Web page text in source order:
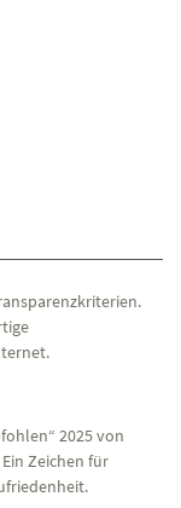
2025 von
Ein Zeichen für